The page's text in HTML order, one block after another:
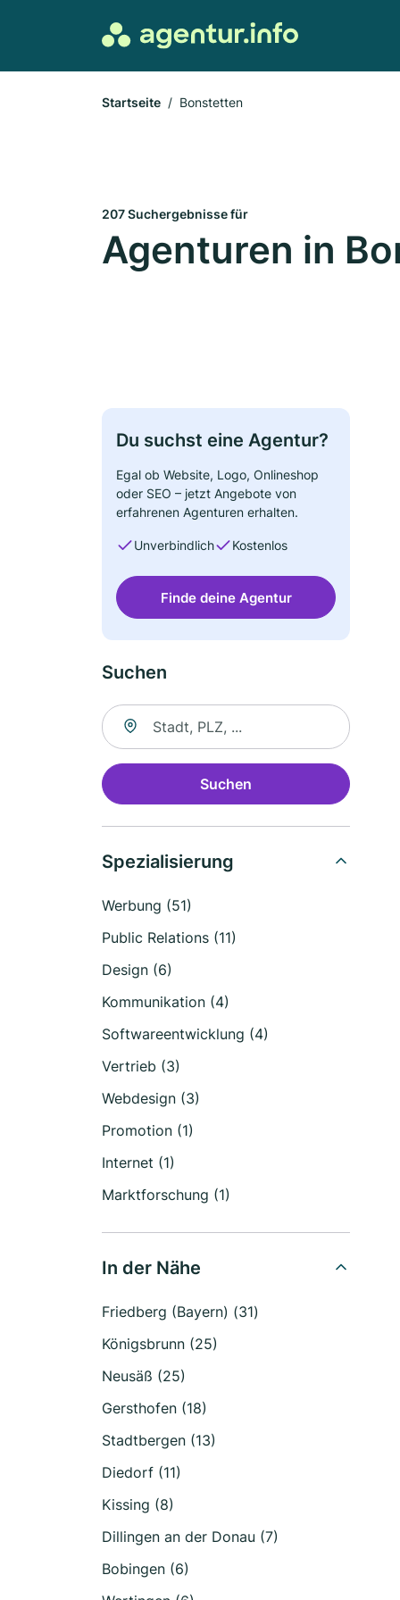
Startseite Bonstetten
207 Suchergebnisse für
Agenturen in
Du suchst eine Agentur?
Egal ob Website, Logo, Onlineshop
oder SEO – jetzt Angebote von
erfahrenen Agenturen erhalten.
Unverbindlich Kostenlos
Finde deine Agentur
Suchen
Suche nach Ort
Suchen
Spezialisierung
Werbung (51)
Public Relations (11)
Design (6)
Kommunikation (4)
Softwareentwicklung (4)
Vertrieb (3)
Webdesign (3)
Promotion (1)
Internet (1)
Marktforschung (1)
In der Nähe
Friedberg (Bayern) (31)
Königsbrunn (25)
Neusäß (25)
Gersthofen (18)
Stadtbergen (13)
Diedorf (11)
Kissing (8)
Dillingen an der Donau (7)
Bobingen (6)